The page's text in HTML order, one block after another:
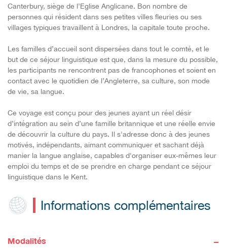
Canterbury, siège de l’Eglise Anglicane. Bon nombre de
personnes qui résident dans ses petites villes fleuries ou ses
villages typiques travaillent à Londres, la capitale toute proche.
Les familles d’accueil sont dispersées dans tout le comté, et le
but de ce séjour linguistique est que, dans la mesure du possible,
les participants ne rencontrent pas de francophones et soient en
contact avec le quotidien de l’Angleterre, sa culture, son mode
de vie, sa langue.
Ce voyage est conçu pour des jeunes ayant un réel désir
d’intégration au sein d’une famille britannique et une réelle envie
de découvrir la culture du pays. Il s'adresse donc à des jeunes
motivés, indépendants, aimant communiquer et sachant déjà
manier la langue anglaise, capables d'organiser eux-mêmes leur
emploi du temps et de se prendre en charge pendant ce séjour
linguistique dans le Kent.
Informations complémentaires
Modalités -